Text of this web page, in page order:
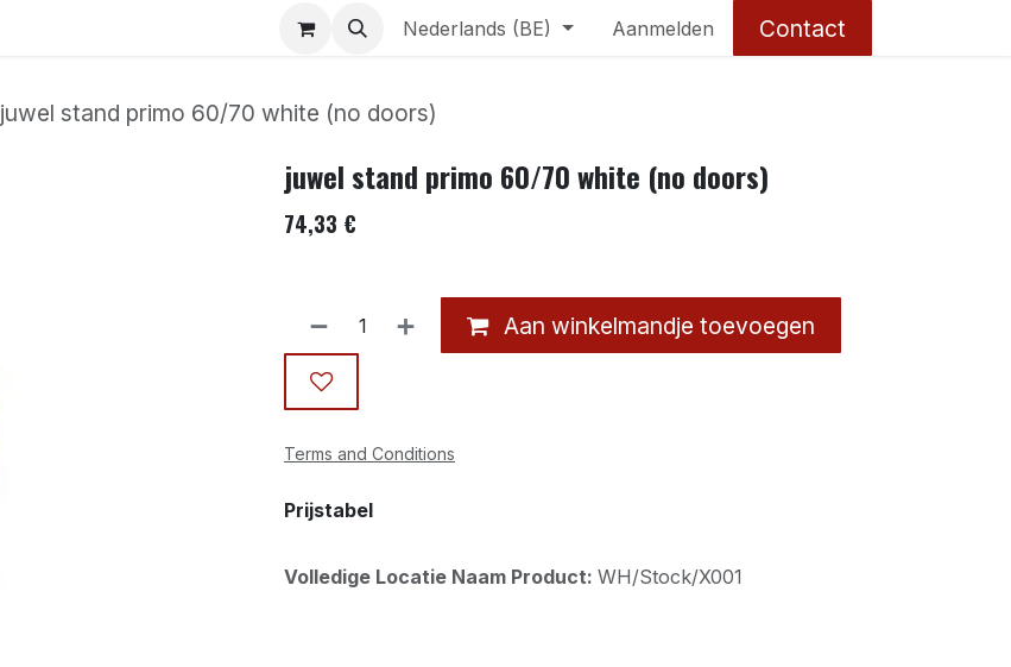
Nederlands (BE) Aanmelden Contact
juwel stand primo 60/70 white (no doors)
juwel stand primo 60/70 white (no doors)
74,33 €
Aan winkelmandje toevoegen
Terms and Conditions
Prijstabel
Volledige Locatie Naam Product: WH/Stock/X001